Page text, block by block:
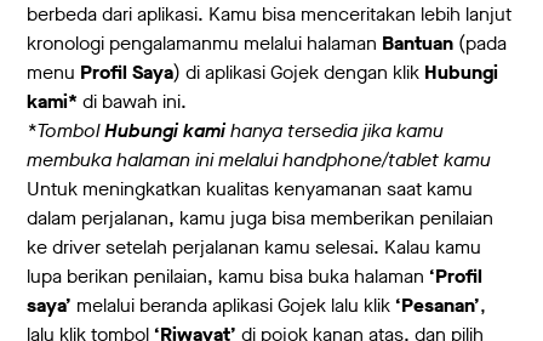
berbeda dari aplikasi. Kamu bisa menceritakan lebih lanjut
kronologi pengalamanmu melalui halaman Bantuan (pada
menu Profil Saya) di aplikasi Gojek dengan klik Hubungi
kami*di bawah ini.
*TombolHubungi kamihanya tersedia jika kamu
membuka halaman ini melalui handphone/tablet kamu
Untuk meningkatkan kualitas kenyamanan saat kamu
dalam perjalanan, kamu juga bisa memberikan penilaian
ke driver setelah perjalanan kamu selesai. Kalau kamu
lupa berikan penilaian, kamu bisa buka halaman ‘Profil
saya’ melalui beranda aplikasi Gojek lalu klik ‘Pesanan’,
lalu klik tombol ‘Riwayat’ di pojok kanan atas, dan pilih